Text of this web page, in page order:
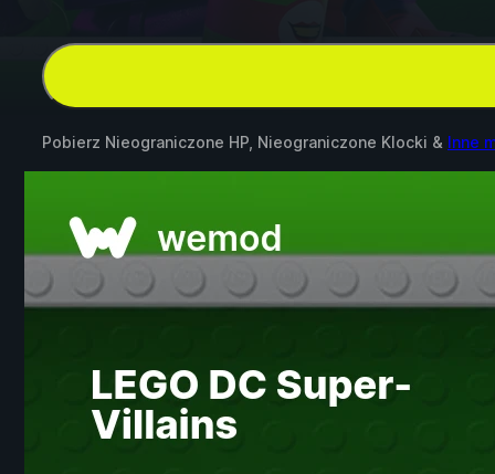
Pobierz Nieograniczone HP, Nieograniczone Klocki & Inne